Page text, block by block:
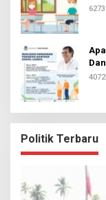
Politik Terbaru